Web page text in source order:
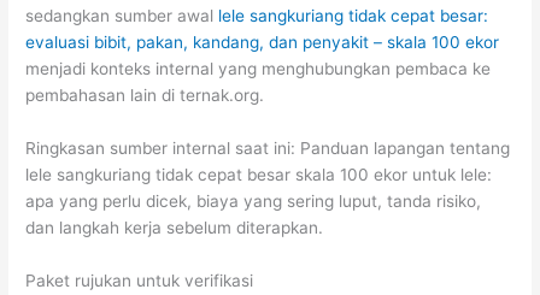
sedangkan sumber awal lele sangkuriang tidak cepat besar:
evaluasi bibit, pakan, kandang, dan penyakit – skala 100 ekor
menjadi konteks internal yang menghubungkan pembaca ke
pembahasan lain di ternak.org.
Ringkasan sumber internal saat ini: Panduan lapangan tentang
lele sangkuriang tidak cepat besar skala 100 ekor untuk lele:
apa yang perlu dicek, biaya yang sering luput, tanda risiko,
dan langkah kerja sebelum diterapkan.
Paket rujukan untuk verifikasi